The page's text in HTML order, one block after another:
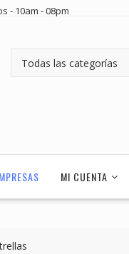
- 10am - 08pm
MI CUENTA